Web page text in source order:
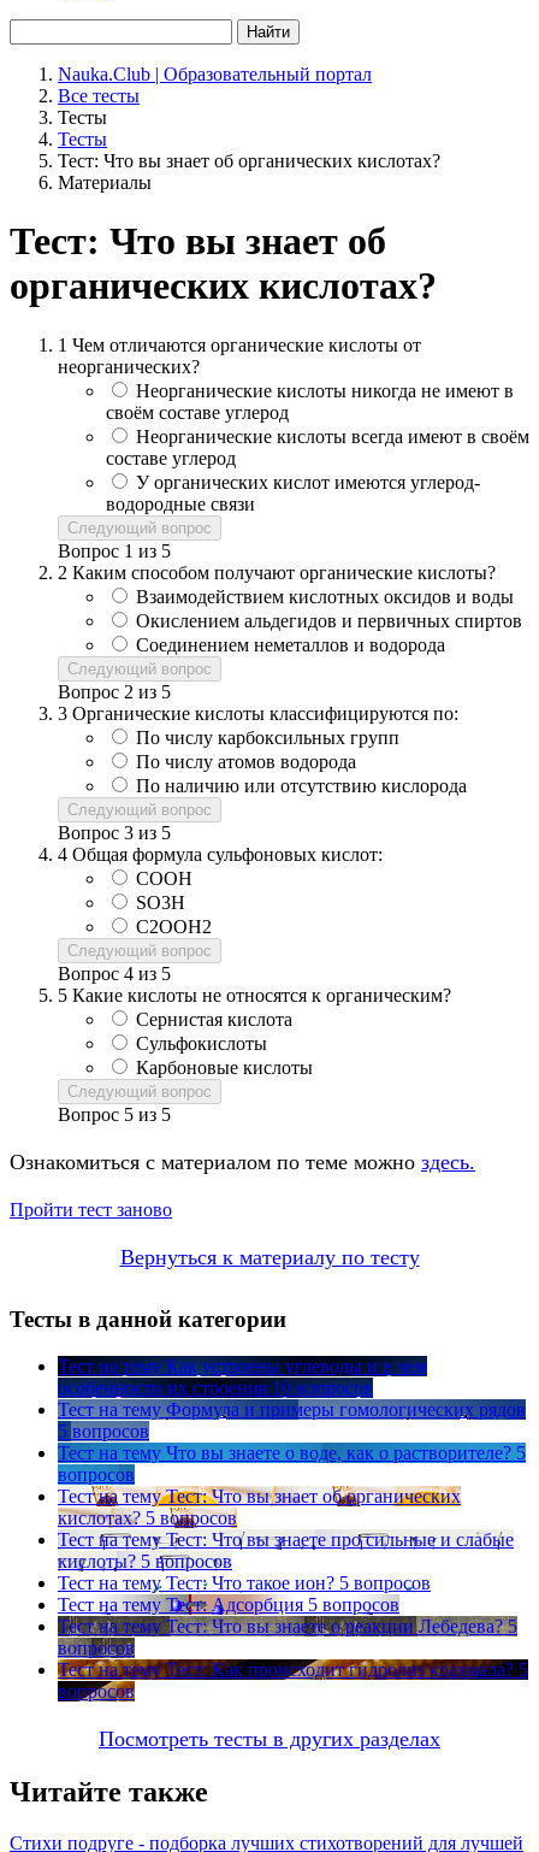
Найти
Nauka.Club | Образовательный портал
Все тесты
Тесты
Тесты
Тест: Что вы знает об органических кислотах?
Материалы
Тест: Что вы знает об
органических кислотах?
1 Чем отличаются органические кислоты от
неорганических?
Неорганические кислоты никогда не имеют в
своём составе углерод
Неорганические кислоты всегда имеют в своём
составе углерод
У органических кислот имеются углерод-
водородные связи
Следующий вопрос
Вопрос 1 из 5
2 Каким способом получают органические кислоты?
Взаимодействием кислотных оксидов и воды
Окислением альдегидов и первичных спиртов
Соединением неметаллов и водорода
Следующий вопрос
Вопрос 2 из 5
3 Органические кислоты классифицируются по:
По числу карбоксильных групп
По числу атомов водорода
По наличию или отсутствию кислорода
Следующий вопрос
Вопрос 3 из 5
4 Общая формула сульфоновых кислот:
COOH
SO3H
C2OOH2
Следующий вопрос
Вопрос 4 из 5
5 Какие кислоты не относятся к органическим?
Сернистая кислота
Сульфокислоты
Карбоновые кислоты
Следующий вопрос
Вопрос 5 из 5
Ознакомиться с материалом по теме можно здесь.
Пройти тест заново
Вернуться к материалу по тесту
Тесты в данной категории
Тест на тему Как устроены углеводы и в чем
особенности их строения 10 вопросов
Тест на тему Формула и примеры гомологических рядов
5 вопросов
Тест на тему Что вы знаете о воде, как о растворителе? 5
вопросов
Тест на тему Тест: Что вы знает об органических
кислотах? 5 вопросов
Тест на тему Тест: Что вы знаете про сильные и слабые
кислоты? 5 вопросов
Тест на тему Тест: Что такое ион? 5 вопросов
Тест на тему Тест: Адсорбция 5 вопросов
Тест на тему Тест: Что вы знаете о реакции Лебедева? 5
вопросов
Тест на тему Тест: Как происходит гидролиз крахмала? 5
вопросов
Посмотреть тесты в других разделах
Читайте также
Стихи подруге - подборка лучших стихотворений для лучшей